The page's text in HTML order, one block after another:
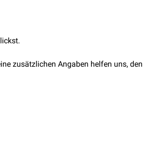
darüber getroffen, welche Relevanz
den Gegenstandskatalog ein. Relevante
zusätzlichen Angaben helfen uns, den